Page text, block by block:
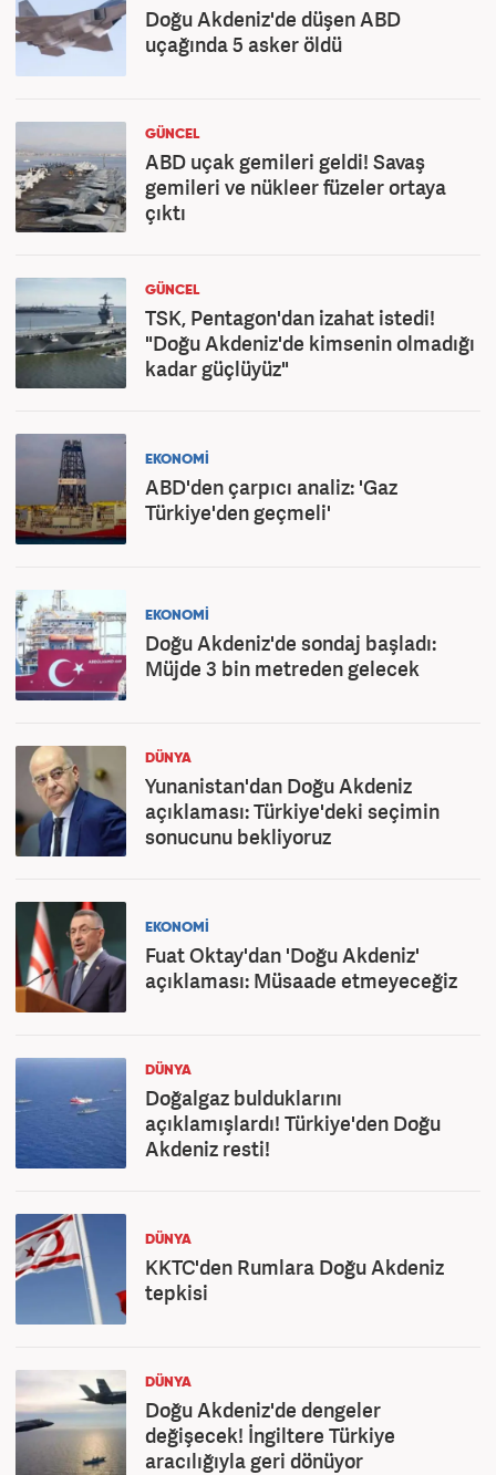
Doğu Akdeniz'de düşen ABD
uçağında 5 asker öldü
GÜNCEL
ABD uçak gemileri geldi! Savaş
gemileri ve nükleer füzeler ortaya
çıktı
GÜNCEL
TSK, Pentagon'dan izahat istedi!
"Doğu Akdeniz'de kimsenin olmadığı
kadar güçlüyüz"
EKONOMİ
ABD'den çarpıcı analiz: 'Gaz
Türkiye'den geçmeli'
EKONOMİ
Doğu Akdeniz'de sondaj başladı:
Müjde 3 bin metreden gelecek
DÜNYA
Yunanistan'dan Doğu Akdeniz
açıklaması: Türkiye'deki seçimin
sonucunu bekliyoruz
EKONOMİ
Fuat Oktay'dan 'Doğu Akdeniz'
açıklaması: Müsaade etmeyeceğiz
DÜNYA
Doğalgaz bulduklarını
açıklamışlardı! Türkiye'den Doğu
Akdeniz resti!
DÜNYA
KKTC'den Rumlara Doğu Akdeniz
tepkisi
DÜNYA
Doğu Akdeniz'de dengeler
değişecek! İngiltere Türkiye
aracılığıyla geri dönüyor